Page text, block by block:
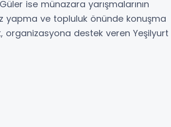
ise münazara yarışmalarının
yapma ve topluluk önünde konuşma
organizasyona destek veren Yeşilyurt